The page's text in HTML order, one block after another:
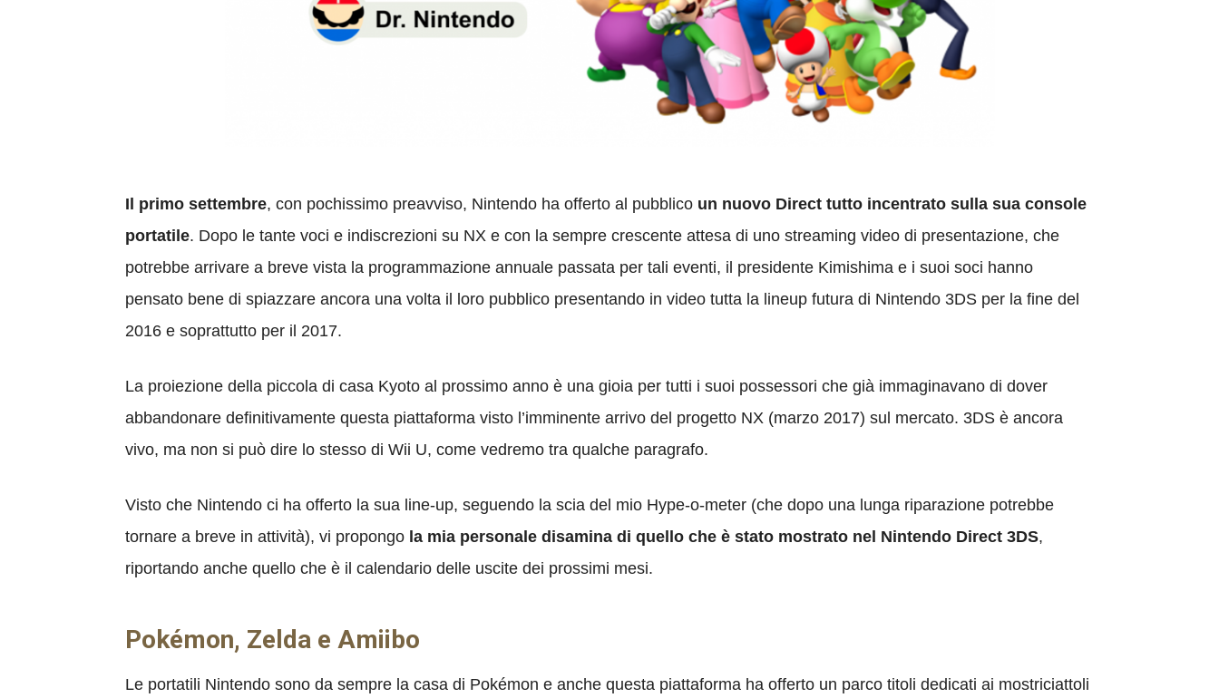
Il primo settembre, con pochissimo preavviso, Nintendo ha offerto al pubblico un nuovo Direct tutto incentrato sulla sua console
portatile. Dopo le tante voci e indiscrezioni su NX e con la sempre crescente attesa di uno streaming video di presentazione, che
potrebbe arrivare a breve vista la programmazione annuale passata per tali eventi, il presidente Kimishima e i suoi soci hanno
pensato bene di spiazzare ancora una volta il loro pubblico presentando in video tutta la lineup futura di Nintendo 3DS per la fine del
2016 e soprattutto per il 2017.
La proiezione della piccola di casa Kyoto al prossimo anno è una gioia per tutti i suoi possessori che già immaginavano di dover
abbandonare definitivamente questa piattaforma visto l’imminente arrivo del progetto NX (marzo 2017) sul mercato. 3DS è ancora
vivo, ma non si può dire lo stesso di Wii U, come vedremo tra qualche paragrafo.
Visto che Nintendo ci ha offerto la sua line-up, seguendo la scia del mio Hype-o-meter (che dopo una lunga riparazione potrebbe
tornare a breve in attività), vi propongo la mia personale disamina di quello che è stato mostrato nel Nintendo Direct 3DS,
riportando anche quello che è il calendario delle uscite dei prossimi mesi.
Pokémon, Zelda e Amiibo
Le portatili Nintendo sono da sempre la casa di Pokémon e anche questa piattaforma ha offerto un parco titoli dedicati ai mostriciattoli